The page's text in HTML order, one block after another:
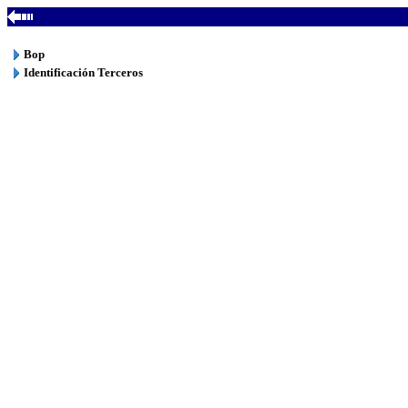
Bop
Identificación Terceros